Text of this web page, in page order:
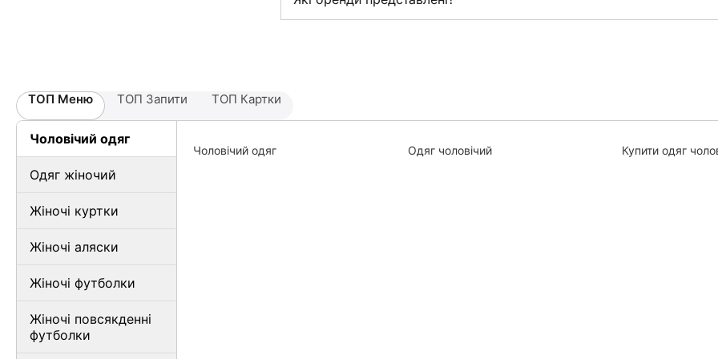
ТОП Меню ТОП Запити ТОП Картки
Чоловічий одяг
Одяг жіночий
Жіночі куртки
Жіночі аляски
Жіночі футболки
Жіночі повсякденні
футболки
Чоловічий одяг Одяг чоловічий Купити одяг